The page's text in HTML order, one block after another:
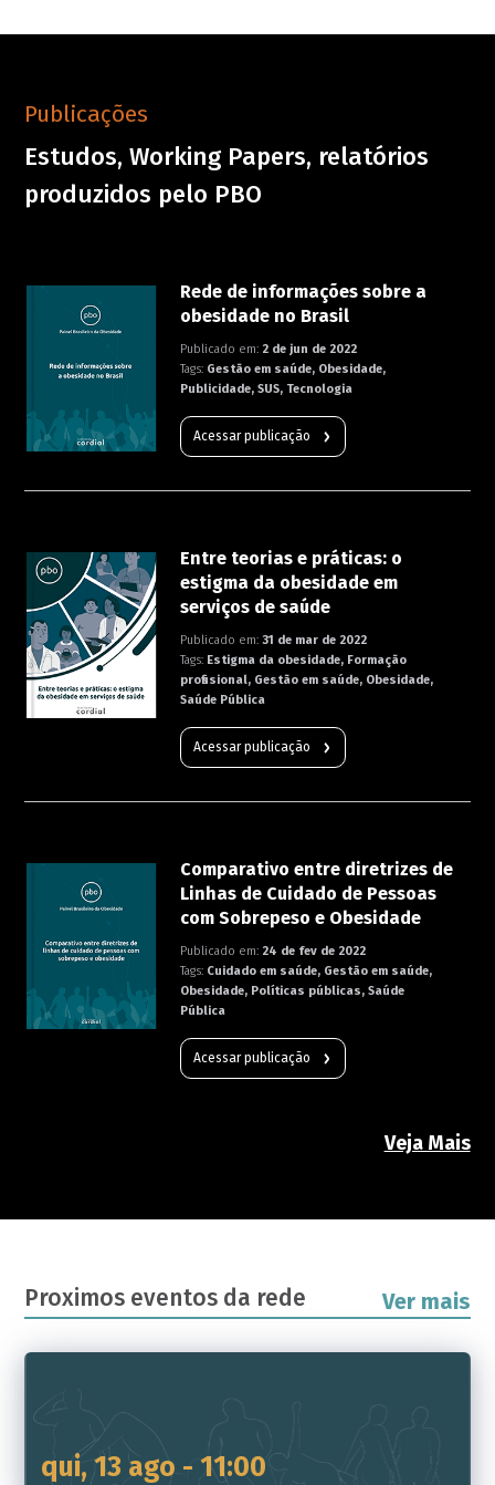
Publicações
Estudos, Working Papers, relatórios
produzidos pelo PBO
Rede de informações sobre a
obesidade no Brasil
Publicado em: 2 de jun de 2022
Tags: Gestão em saúde, Obesidade,
Publicidade, SUS, Tecnologia
Acessar publicação
Entre teorias e práticas: o
estigma da obesidade em
serviços de saúde
Publicado em:31 de mar de 2022
Tags: Estigma da obesidade, Formação
profissional, Gestão em saúde, Obesidade,
Saúde Pública
Acessar publicação
Comparativo entre diretrizes de
Linhas de Cuidado de Pessoas
com Sobrepeso e Obesidade
Publicado em: 24 de fev de 2022
Tags: Cuidado em saúde, Gestão em saúde,
Obesidade, Políticas públicas, Saúde
Pública
Acessar publicação
Veja Mais
Proximos eventos da rede Ver mais
qui, 13 ago - 11:00